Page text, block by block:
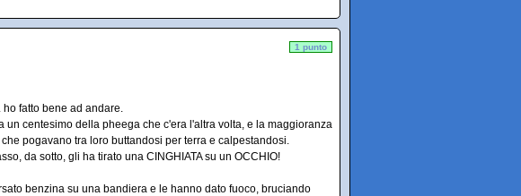
1 punto
ho fatto bene ad andare.
un centesimo della pheega che c'era l'altra volta, e la maggioranza
pogavano tra loro buttandosi per terra e calpestandosi.
da sotto, gli ha tirato una CINGHIATA su un OCCHIO!
benzina su una bandiera e le hanno dato fuoco, bruciando